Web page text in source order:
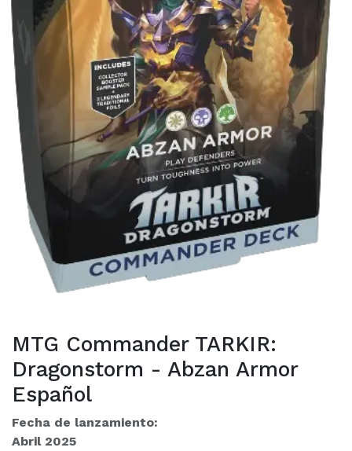
MTG Commander TARKIR:
Dragonstorm - Abzan Armor
Español
Fecha de lanzamiento:
Abril 2025